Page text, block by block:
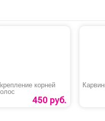
корней
450 руб.